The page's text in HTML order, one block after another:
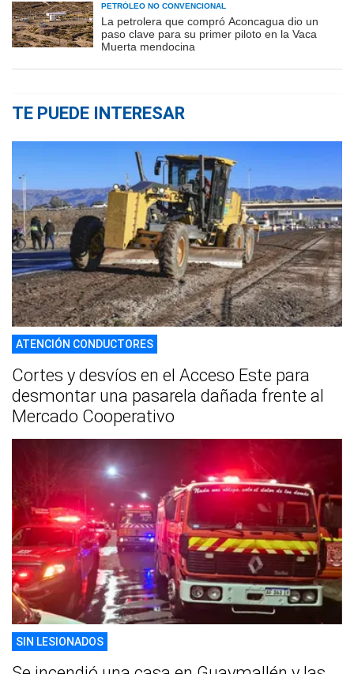
PETRÓLEO NO CONVENCIONAL
La petrolera que compró Aconcagua dio un
paso clave para su primer piloto en la Vaca
Muerta mendocina
TE PUEDE INTERESAR
ATENCIÓN CONDUCTORES
Cortes y desvíos en el Acceso Este para
desmontar una pasarela dañada frente al
Mercado Cooperativo
SIN LESIONADOS